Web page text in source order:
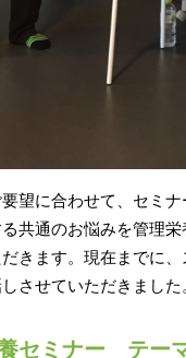
望に合わせて、セミ
共通のお悩みを管理
きます。現在までに
させていただきました
セミナー テー